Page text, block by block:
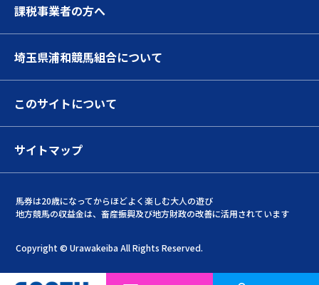
課税事業者の方へ
埼玉県浦和競馬組合について
このサイトについて
サイトマップ
馬券は20歳になってからほどよく楽しむ大人の遊び
地方競馬の収益金は、畜産振興及び地方財政の改善に活用されています
Copyright © Urawakeiba All Rights Reserved.